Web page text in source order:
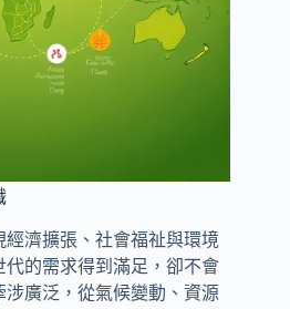
濟擴張、社會福祉與環境
的需求得到滿足，卻不會
廣泛，從氣候變動、資源